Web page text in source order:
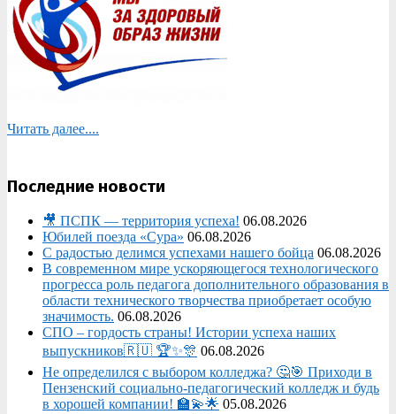
Читать далее....
Последние новости
🎥 ПСПК — территория успеха! 06.08.2026
Юбилей поезда «Сура» 06.08.2026
С радостью делимся успехами нашего бойца 06.08.2026
В современном мире ускоряющегося технологического
прогресса роль педагога дополнительного образования в
области технического творчества приобретает особую
значимость. 06.08.2026
СПО – гордость страны! Истории успеха наших
выпускников🇷🇺 🏆✨🎊 06.08.2026
Не определился с выбором колледжа? 🤔🎯 Приходи в
Пензенский социально-педагогический колледж и будь
в хорошей компании! 🏫💫🌟 05.08.2026